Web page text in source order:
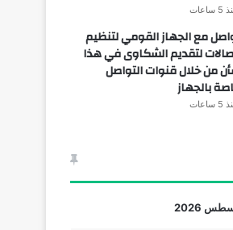
ساعات
مع الجهاز القومي لتنظيم
لتقديم الشكاوى في هذا
من خلال قنوات التواصل
بالجهاز
ساعات
2026